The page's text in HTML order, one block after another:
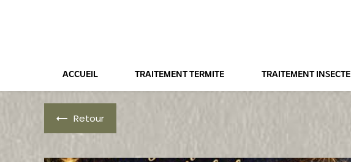
ACCUEIL TRAITEMENT TERMITE TRAITEMENT INSECTE
Retour